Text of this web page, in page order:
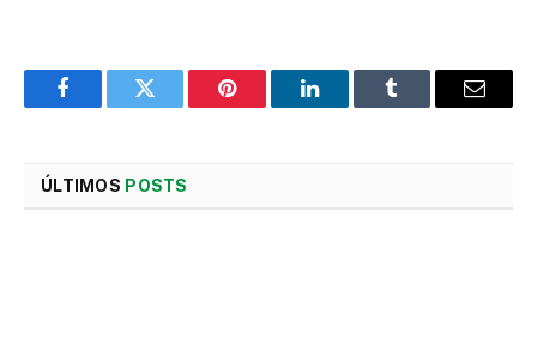
FacebookTwitter Pinterest LinkedInTumblr
E-
ÚLTIMOS POSTS